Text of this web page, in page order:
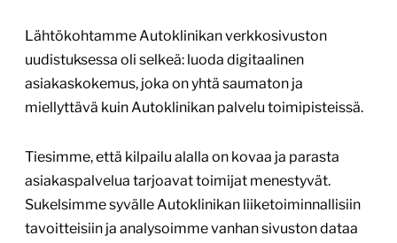
Lähtökohtamme Autoklinikan verkkosivuston
uudistuksessa oli selkeä: luoda digitaalinen
asiakaskokemus, joka on yhtä saumaton ja
miellyttävä kuin Autoklinikan palvelu toimipisteissä.
Tiesimme, että kilpailu alalla on kovaa ja parasta
asiakaspalvelua tarjoavat toimijat menestyvät.
Sukelsimme syvälle Autoklinikan liiketoiminnallisiin
tavoitteisiin ja analysoimme vanhan sivuston dataa